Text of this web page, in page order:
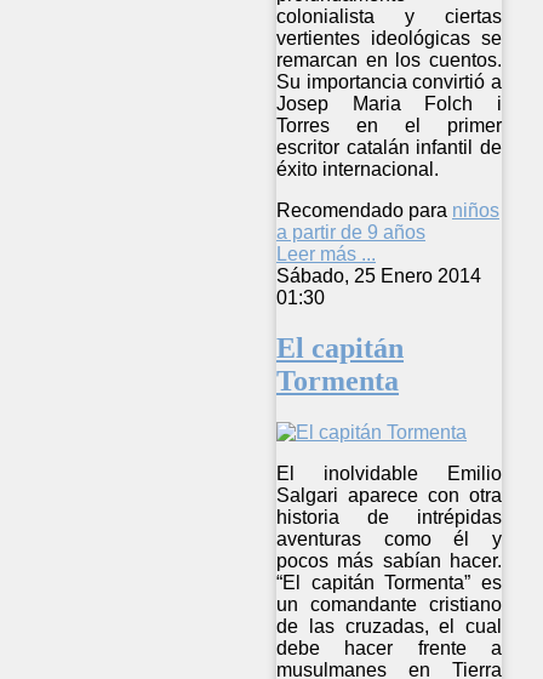
colonialista y ciertas
vertientes ideológicas se
remarcan en los cuentos.
Su importancia convirtió a
Josep Maria Folch i
Torres en el primer
escritor catalán infantil de
éxito internacional.
Recomendado para niños
a partir de 9 años
Leer más ...
Sábado, 25 Enero 2014
01:30
El capitán
Tormenta
El inolvidable Emilio
Salgari aparece con otra
historia de intrépidas
aventuras como él y
pocos más sabían hacer.
“El capitán Tormenta” es
un comandante cristiano
de las cruzadas, el cual
debe hacer frente a
musulmanes en Tierra